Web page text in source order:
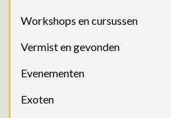
Workshops en cursussen
Vermist en gevonden
Evenementen
Exoten